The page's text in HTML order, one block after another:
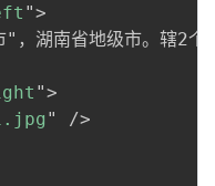
">
，湖南省地级市。辖2个
">
"
/>